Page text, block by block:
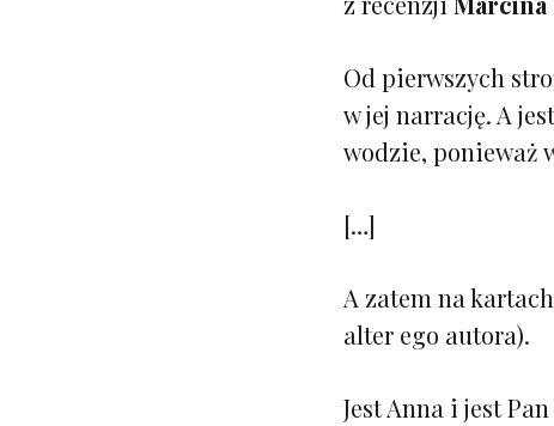
Od pierwszych
w jej narrację. A
wodzie, ponieważ
[…]
A zatem na
alter ego autora).
Jest Anna i jest